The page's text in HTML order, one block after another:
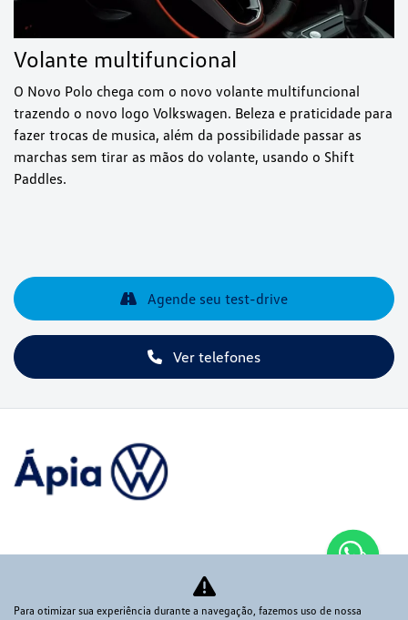
Volante multifuncional
O Novo Polo chega com o novo volante multifuncional
trazendo o novo logo Volkswagen. Beleza e praticidade para
fazer trocas de musica, além da possibilidade passar as
marchas sem tirar as mãos do volante, usando o Shift
Paddles.
Ver telefones
Agende seu test-drive
Mapa do site
Para otimizar sua experiência durante a navegação, fazemos uso de nossa